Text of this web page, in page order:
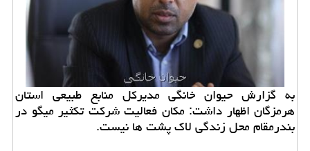
به گزارش حیوان خانگی مدیركل منابع طبیعی استان
هرمزگان اظهار داشت: مكان فعالیت شركت تكثیر میگو در
بندرمقام محل زندگی لاك پشت ها نیست.